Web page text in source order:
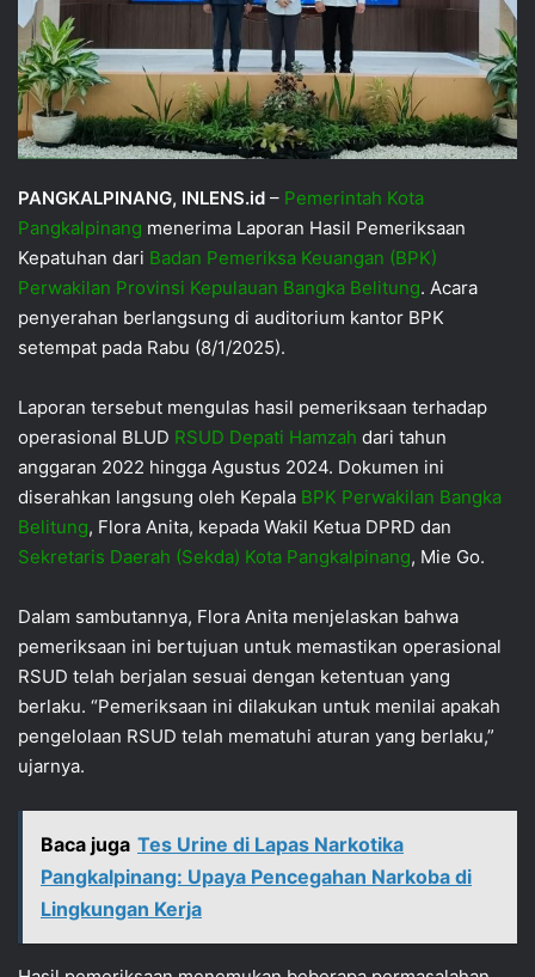
PANGKALPINANG, INLENS.id – Pemerintah Kota
Pangkalpinang menerima Laporan Hasil Pemeriksaan
Kepatuhan dari Badan Pemeriksa Keuangan (BPK)
Perwakilan Provinsi Kepulauan Bangka Belitung. Acara
penyerahan berlangsung di auditorium kantor BPK
setempat pada Rabu (8/1/2025).
Laporan tersebut mengulas hasil pemeriksaan terhadap
operasional BLUD RSUD Depati Hamzah dari tahun
anggaran 2022 hingga Agustus 2024. Dokumen ini
diserahkan langsung oleh Kepala BPK Perwakilan Bangka
Belitung, Flora Anita, kepada Wakil Ketua DPRD dan
Sekretaris Daerah (Sekda) Kota Pangkalpinang, Mie Go.
Dalam sambutannya, Flora Anita menjelaskan bahwa
pemeriksaan ini bertujuan untuk memastikan operasional
RSUD telah berjalan sesuai dengan ketentuan yang
berlaku. “Pemeriksaan ini dilakukan untuk menilai apakah
pengelolaan RSUD telah mematuhi aturan yang berlaku,”
ujarnya.
Baca juga Tes Urine di Lapas Narkotika
Pangkalpinang: Upaya Pencegahan Narkoba di
Lingkungan Kerja